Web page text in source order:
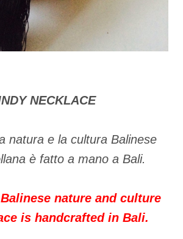
NECKLACE
natura e la cultura Balinese
è fatto a mano a Bali.
nature and culture
is handcrafted in Bali.